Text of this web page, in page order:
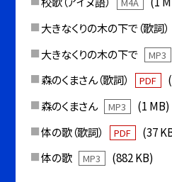
大きなくりの木の下で（歌詞）
大きなくりの木の下で
MP3
森のくまさん（歌詞）
PDF
森のくまさん
MP3
(1 MB)
体の歌（歌詞）
PDF
(37
体の歌
MP3 (882 KB)